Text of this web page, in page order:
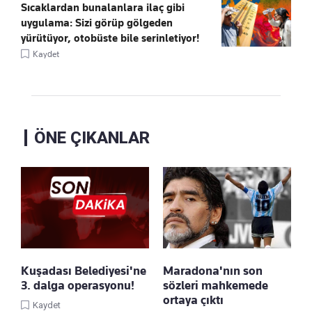
Sıcaklardan bunalanlara ilaç gibi
uygulama: Sizi görüp gölgeden
yürütüyor, otobüste bile serinletiyor!
Kaydet
ÖNE ÇIKANLAR
Kuşadası Belediyesi'ne
3. dalga operasyonu!
Kaydet
Maradona'nın son
sözleri mahkemede
ortaya çıktı